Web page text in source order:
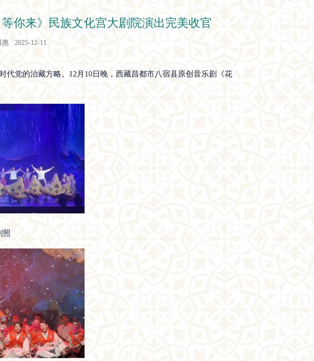
你来》民族文化宫大剧院演出完美收官
2025-12-11
党的治藏方略。12月10日晚，西藏昌都市八宿县原创音乐剧《花
照